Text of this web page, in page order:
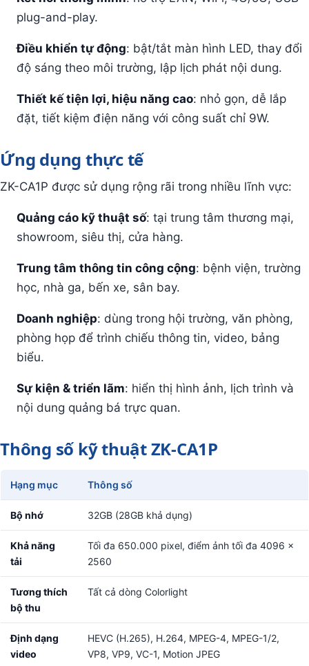
plug-and-play.
Điều khiển tự động: bật/tắt màn hình LED, thay đổi
độ sáng theo môi trường, lập lịch phát nội dung.
Thiết kế tiện lợi, hiệu năng cao: nhỏ gọn, dễ lắp
đặt, tiết kiệm điện năng với công suất chỉ 9W.
Ứng dụng thực tế
ZK-CA1P được sử dụng rộng rãi trong nhiều lĩnh vực:
Quảng cáo kỹ thuật số: tại trung tâm thương mại,
showroom, siêu thị, cửa hàng.
Trung tâm thông tin công cộng: bệnh viện, trường
học, nhà ga, bến xe, sân bay.
Doanh nghiệp: dùng trong hội trường, văn phòng,
phòng họp để trình chiếu thông tin, video, bảng
biểu.
Sự kiện & triển lãm: hiển thị hình ảnh, lịch trình và
nội dung quảng bá trực quan.
Thông số kỹ thuật ZK-CA1P
Hạng mục Thông số
Bộ nhớ 32GB (28GB khả dụng)
Khả năng
tải
Tối đa 650.000 pixel, điểm ảnh tối đa 4096 ×
2560
Tương thích
bộ thu
Tất cả dòng Colorlight
Định dạng
video
HEVC (H.265), H.264, MPEG-4, MPEG-1/2,
VP8, VP9, VC-1, Motion JPEG